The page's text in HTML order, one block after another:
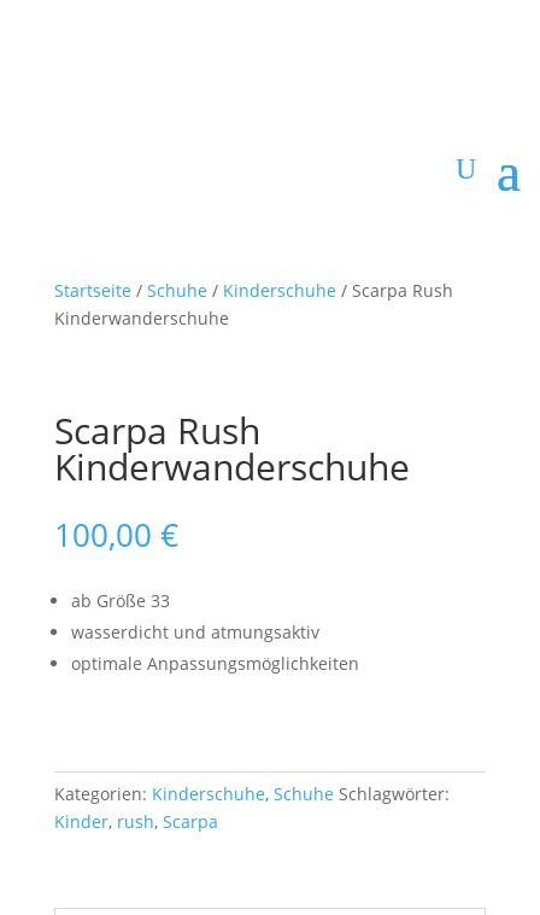
Startseite / Schuhe / Kinderschuhe / Scarpa Rush
Kinderwanderschuhe
Scarpa Rush
Kinderwanderschuhe
100,00 €
ab Größe 33
wasserdicht und atmungsaktiv
optimale Anpassungsmöglichkeiten
Kategorien: Kinderschuhe, Schuhe Schlagwörter:
Kinder, rush, Scarpa